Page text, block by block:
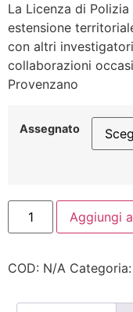
La Licenza di
estensione
con altri
collaborazioni
Provenzano
Assegnato
Aggiungi
COD: N/A Categoria: